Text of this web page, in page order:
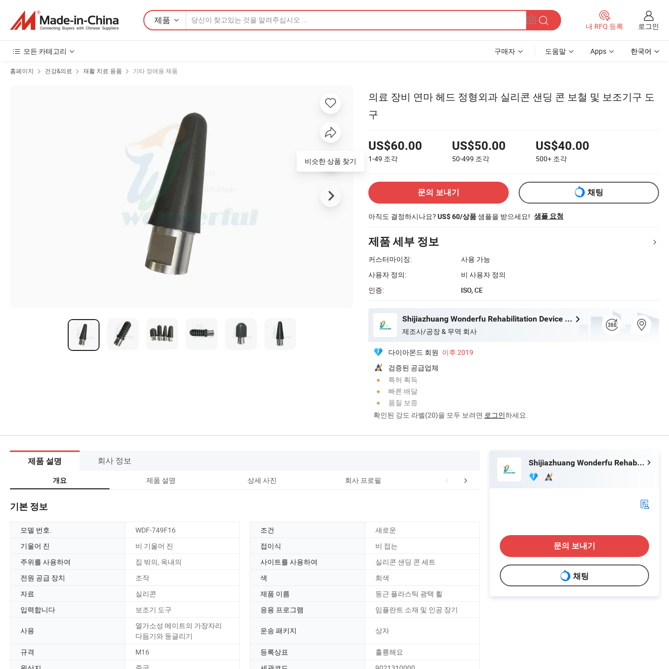
제품
내 RFQ 등록 로그인
모든 카테고리 구매자 도움말 Apps 한국어
홈페이지 건강&의료 재활 치료 용품 기타 장애용 제품
의료 장비 연마 헤드 정형외과 실리콘 샌딩 콘 보철 및 보조기구 도
구
US$60.00
1-49 조각
US$50.00
50-499 조각
US$40.00
500+ 조각
문의 보내기 채팅
아직도 결정하시나요? US$ 60/상품샘플을 받으세요! 샘플 요청
제품 세부 정보
커스터마이징:
사용 가능
사용자 정의:
비 사용자 정의
인증:
ISO, CE
Shijiazhuang Wonderfu Rehabilitation Device Technology Co., Ltd.
제조사/공장 & 무역 회사
다이아몬드 회원 이후 2019
검증된 공급업체
특허 획득
빠른 배달
품질 보증
확인된 강도 라벨(20)을 모두 보려면 로그인하세요.
제품 설명 회사 정보
개요 제품 설명 상세 사진 회사 프로필 FAQ
기본 정보
모델 번호. WDF-749F16 조건
새로운
기울어 진
비 기울어 진 접이식
비 접는
주위를 사용하여
집 밖의, 옥내의 사이트를 사용하여
실리콘 샌딩 콘 세트
전원 공급 장치
조작 색
회색
자료
실리콘 제품 이름
둥근 플라스틱 광택 휠
입력합니다
보조기 도구 응용 프로그램 임플란트 소재 및 인공 장기
사용
열가소성 메이트의 가장자리
다듬기와 둥글리기
운송 패키지 상자
규격 M16 등록상표
훌륭해요
Shijiazhuang Wonderfu Rehabilitation Device Technology Co., Ltd.
문의 보내기
채팅